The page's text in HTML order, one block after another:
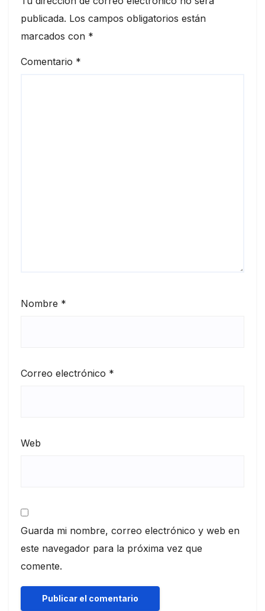
publicada. Los campos obligatorios están
marcados con *
Comentario *
Nombre *
Correo electrónico *
Web
Guarda mi nombre, correo electrónico y web en
este navegador para la próxima vez que
comente.